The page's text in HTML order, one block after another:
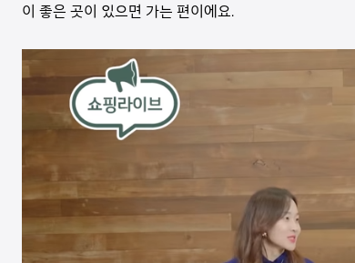
이 좋은 곳이 있으면 가는 편이에요.